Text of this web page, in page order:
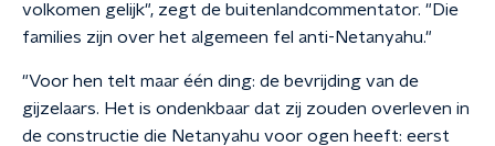
volkomen gelijk", zegt de buitenlandcommentator. "Die
families zijn over het algemeen fel anti-Netanyahu."
"Voor hen telt maar één ding: de bevrijding van de
gijzelaars. Het is ondenkbaar dat zij zouden overleven in
de constructie die Netanyahu voor ogen heeft: eerst